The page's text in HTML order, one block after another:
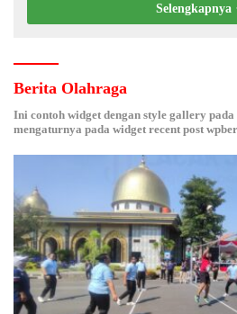
Selengkapnya
Berita Olahraga
Ini contoh widget dengan style gallery
mengaturnya pada widget recent post